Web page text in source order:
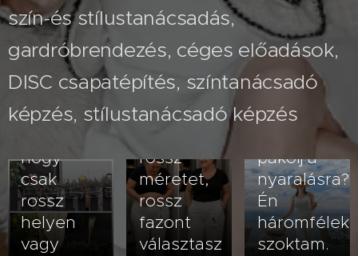
szín-és stílustanácsadás,
gardróbrendezés, céges előadások,
DISC csapatépítés, színtanácsadó
képzés, stílustanácsadó képzés
2026.08.03
Nem
veled van
hogy
csak
rossz
helyen
vagy
2026.07.26
A fehér
nadrág
kövérít –
rossz
méretet,
rossz
fazont
választasz
2026.07.23
Hogyan
pakolj a
nyaralásra?
Én
szoktam.